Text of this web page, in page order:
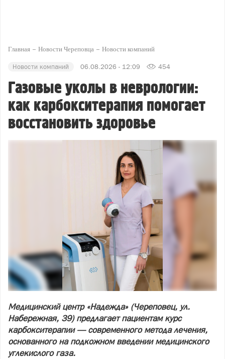
Главная Новости Череповца Новости компаний
Новости компаний 06.08.2026 - 12:09 454
Газовые уколы в неврологии:
как карбокситерапия помогает
восстановить здоровье
Медицинский центр «Надежда» (Череповец, ул.
Набережная, 39) предлагает пациентам курс
карбокситерапии — современного метода лечения,
основанного на подкожном введении медицинского
углекислого газа.